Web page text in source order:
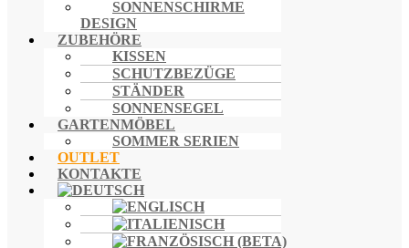
SONNENSCHIRME
DESIGN
ZUBEHÖRE
KISSEN
SCHUTZBEZÜGE
STÄNDER
SONNENSEGEL
GARTENMÖBEL
SOMMER SERIEN
OUTLET
KONTAKTE